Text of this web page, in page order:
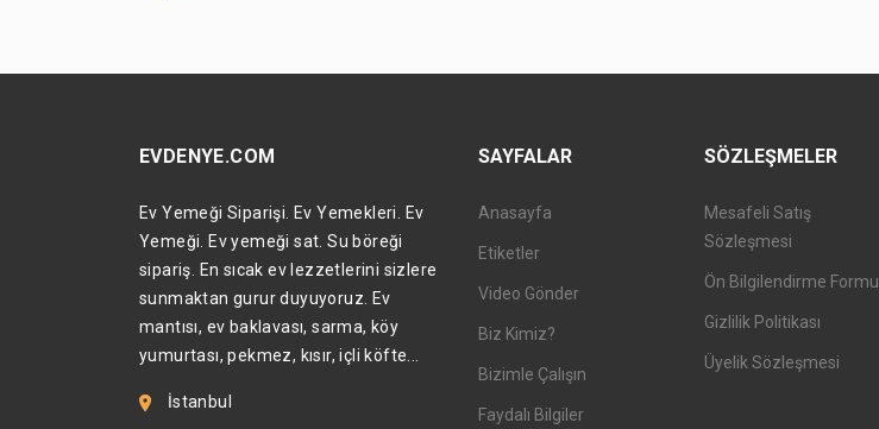
EVDENYE.COM
Ev Yemeği Siparişi. Ev Yemekleri. Ev
Yemeği. Ev yemeği sat. Su böreği
sipariş. En sıcak ev lezzetlerini sizlere
sunmaktan gurur duyuyoruz. Ev
mantısı, ev baklavası, sarma, köy
yumurtası, pekmez, kısır, içli köfte...
İstanbul
SAYFALAR
Anasayfa
Etiketler
Video Gönder
Biz Kimiz?
Bizimle Çalışın
Faydalı Bilgiler
SÖZLEŞMELER
Mesafeli Satış
Sözleşmesi
Ön Bilgilendirme Formu
Gizlilik Politikası
Üyelik Sözleşmesi